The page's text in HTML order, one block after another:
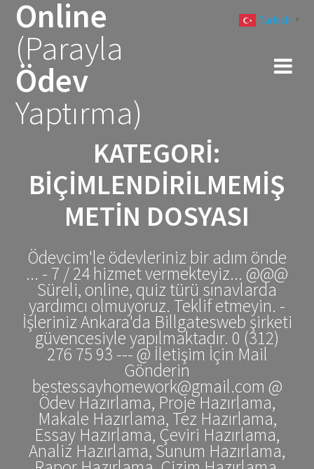
Online
(Parayla
Ödev
Yaptırma)
KATEGORI:
BIÇIMLENDIRILMEMIŞ
METIN DOSYASI
Ödevcim'le ödevleriniz bir adım önde
... - 7 / 24 hizmet vermekteyiz... @@@
Süreli, online, quiz türü sınavlarda
yardımcı olmuyoruz. Teklif etmeyin. -
İşleriniz Ankara'da Billgatesweb şirketi
güvencesiyle yapılmaktadır. 0 (312)
276 75 93 --- @ İletişim İçin Mail
Gönderin
bestessayhomework@gmail.com @
Ödev Hazırlama, Proje Hazırlama,
Makale Hazırlama, Tez Hazırlama,
Essay Hazırlama, Çeviri Hazırlama,
Analiz Hazırlama, Sunum Hazırlama,
Turkish ▼